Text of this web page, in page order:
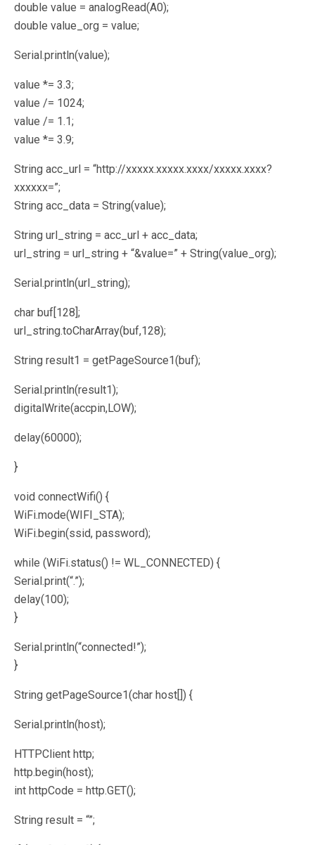
double value = analogRead(A0);
double value_org = value;
Serial.println(value);
value *= 3.3;
value /= 1024;
value /= 1.1;
value *= 3.9;
String acc_url = “http://xxxxx.xxxxx.xxxx/xxxxx.xxxx?
xxxxxx=”;
String acc_data = String(value);
String url_string = acc_url + acc_data;
url_string = url_string + “&value=” + String(value_org);
Serial.println(url_string);
char buf[128];
url_string.toCharArray(buf,128);
String result1 = getPageSource1(buf);
Serial.println(result1);
digitalWrite(accpin,LOW);
delay(60000);
}
void connectWifi() {
WiFi.mode(WIFI_STA);
WiFi.begin(ssid, password);
while (WiFi.status() != WL_CONNECTED) {
Serial.print(“.”);
delay(100);
}
Serial.println(“connected!”);
}
String getPageSource1(char host[]) {
Serial.println(host);
HTTPClient http;
http.begin(host);
int httpCode = http.GET();
String result = “”;